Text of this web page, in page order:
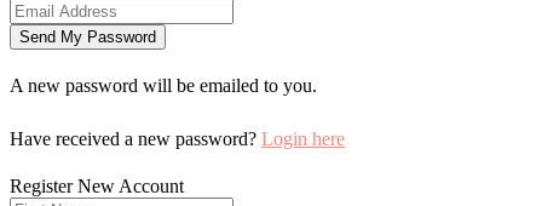
A new password will be emailed to you.
Have received a new password? Login here
Register New Account